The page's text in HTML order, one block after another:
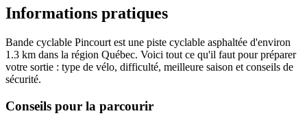
Informations pratiques
Bande cyclable Pincourt est une piste cyclable asphaltée d'environ
1.3 km dans la région Québec. Voici tout ce qu'il faut pour préparer
votre sortie : type de vélo, difficulté, meilleure saison et conseils de
sécurité.
Conseils pour la parcourir